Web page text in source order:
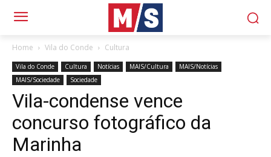
Home Vila do Conde Cultura
Vila do Conde Cultura Notícias MAIS/Cultura
MAIS/Notícias
MAIS/Sociedade
Sociedade
Vila-condense vence
concurso fotográfico da
Marinha